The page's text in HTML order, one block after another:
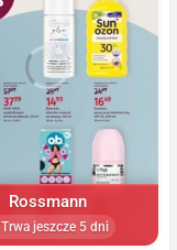
Rossmann
Trwa jeszcze 5 dni